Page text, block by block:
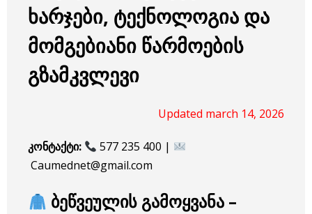
ხარჯები, ტექნოლოგია და
მომგებიანი წარმოების
გზამკვლევი
Updated march 14, 2026
კონტაქტი:
577 235 400 |
Caumednet@gmail.com
ბეწვეულის გამოყვანა –